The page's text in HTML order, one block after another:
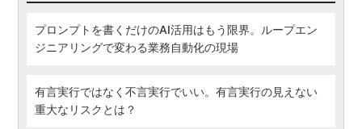
プロンプトを書くだけのAI活用はもう限界。ループエン
ジニアリングで変わる業務自動化の現場
有言実行ではなく不言実行でいい。有言実行の見えない
重大なリスクとは？